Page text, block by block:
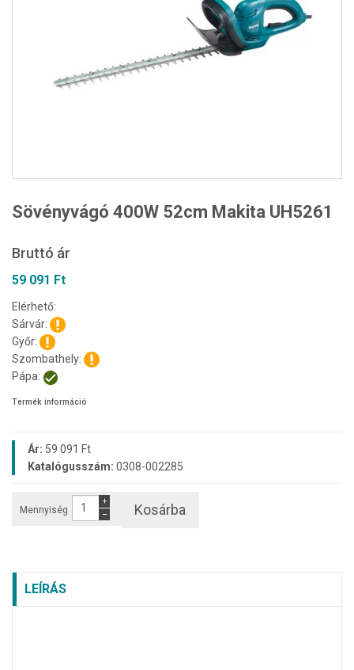
Sövényvágó 400W 52cm Makita UH5261
Bruttó ár
59 091 Ft
Elérhető:
Sárvár:
Győr:
Szombathely:
Pápa:
Termék információ
Ár: 59 091 Ft
Katalógusszám: 0308-002285
Mennyiség −
+
Kosárba
LEÍRÁS